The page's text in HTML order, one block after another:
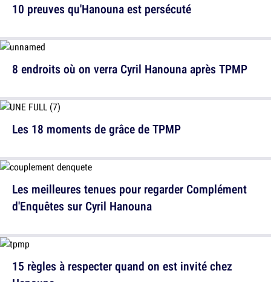
8 endroits où on verra Cyril Hanouna après TPMP
Les meilleures tenues pour regarder Complément
d'Enquêtes sur Cyril Hanouna
10 preuves qu'Hanouna est persécuté
Les 18 moments de grâce de TPMP
15 règles à respecter quand on est invité chez